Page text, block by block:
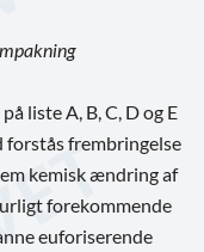
liste A, B, C, D og E
frembringelse
kemisk ændring af
forekommende
euforiserende